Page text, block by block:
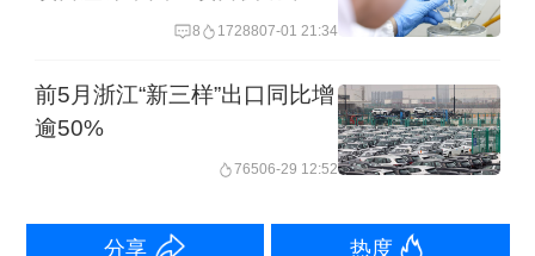
8 1728807-01 21:34
前5月浙江“新三样”出口同比增
逾50%
76506-29 12:52
分享 热度